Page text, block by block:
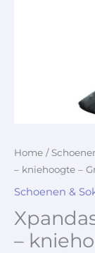
Home /
– kniehoogte –
Schoenen &
–